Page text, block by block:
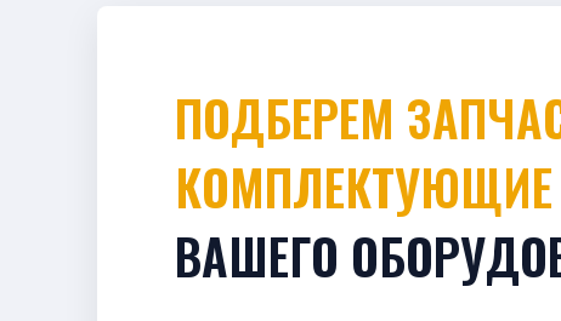
ПОДБЕРЕМ ЗАПЧАСТИ И
КОМПЛЕКТУЮЩИЕ
ВАШЕГО